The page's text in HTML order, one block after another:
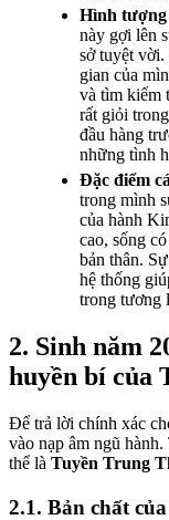
Hình tượng
này gợi lên
sở tuyệt
gian của
và tìm kiếm
rất giỏi
đầu hàng
những tình
Đặc điểm
trong mình
của hành
cao, sống
bản thân.
hệ thống
trong tương
2. Sinh năm
huyền bí của
Để trả lời chính xác
vào nạp âm ngũ
thể là Tuyền Trung
2.1. Bản chất